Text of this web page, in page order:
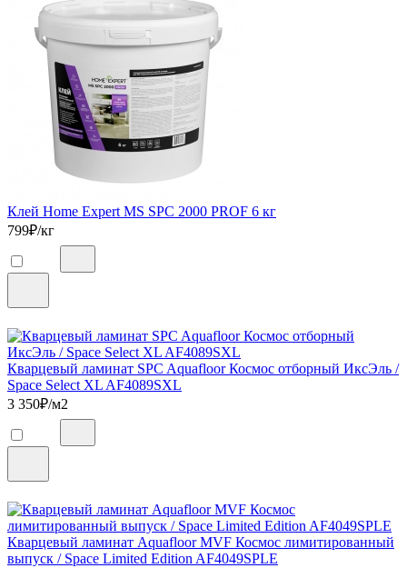
Клей Home Expert MS SPC 2000 PROF 6 кг
799₽/кг
Кварцевый ламинат SPC Aquafloor Космос отборный ИксЭль /
Space Select XL AF4089SXL
3 350₽/м2
Кварцевый ламинат Aquafloor MVF Космос лимитированный
выпуск / Space Limited Edition AF4049SPLE